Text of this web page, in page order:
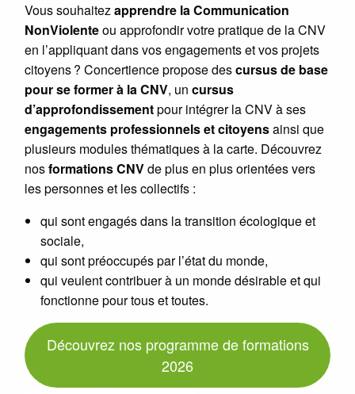
Vous souhaitezapprendre la Communication
NonViolenteou approfondir votre pratique de la CNV
en l’appliquant dans vos engagements et vos projets
citoyens ? Concertience propose descursus de base
pour se former à la CNV, uncursus
d’approfondissementpour intégrer la CNV à ses
engagements professionnels et citoyensainsi que
plusieurs modules thématiques à la carte. Découvrez
nosformations CNVde plus en plus orientées vers
les personnes et les collectifs :
qui sont engagés dans la transition écologique et
sociale,
qui sont préoccupés par l’état du monde,
qui veulent contribuer à un monde désirable et qui
fonctionne pour tous et toutes.
Découvrez nos programme de formations
2026